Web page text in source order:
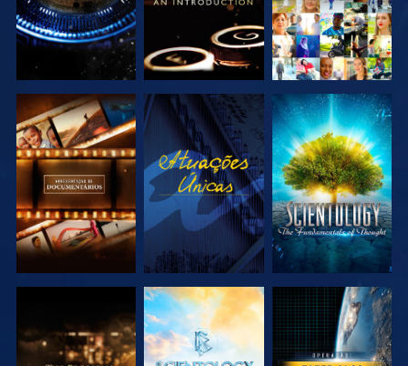
EXPLORAR A
SÉRIE
VER
EXPLORAR A
SÉRIE
EXPLORAR A
SÉRIE
EXPLORAR A
SÉRIE
VER